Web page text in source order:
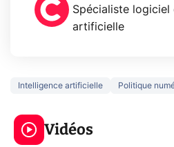
Spécialiste logiciel
artificielle
Intelligence artificielle Politique
Vidéos
3 écrans en 1 pour
319€ ? Voici L'AOC
CQ32G4ZA !